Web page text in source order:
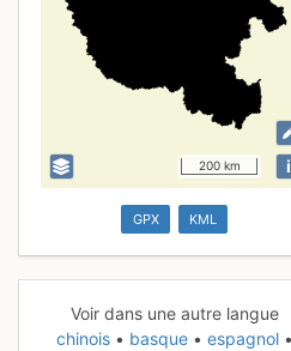
200 km i
GPX KML
Voir dans une autre langue
chinois
basque
espagnol